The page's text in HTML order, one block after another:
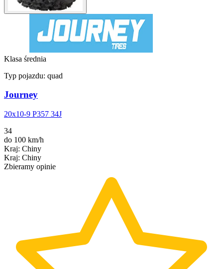
Klasa średnia
Typ pojazdu: quad
Journey
20x10-9 P357 34J
34
do 100 km/h
Kraj: Chiny
Kraj: Chiny
Zbieramy opinie